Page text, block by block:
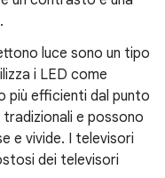
luce sono un tipo
i LED come
più efficienti dal punto
e possono
e vivide. I televisori
dei televisori